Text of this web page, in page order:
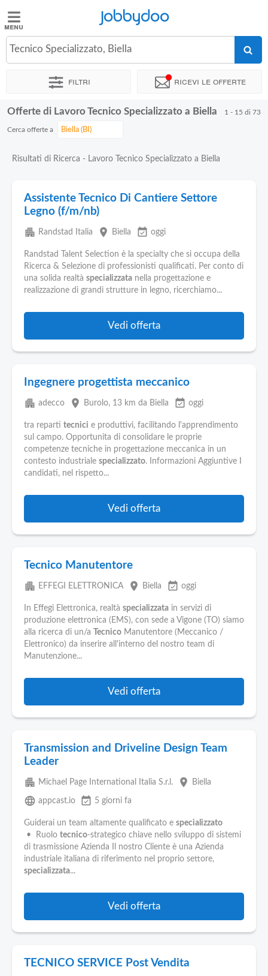
Jobbydoo
Offerte
Stipendi
Elenco
Blog
Pubblica
Offerte
Jobbydoo
Tecnico Specializzato, Biella
Filtri Ricevi le offerte
Offerte di Lavoro Tecnico Specializzato a Biella 1 - 15 di 73
Cerca offerte a
Risultati di Ricerca - Lavoro Tecnico Specializzato a Biella
Assistente Tecnico Di Cantiere Settore
Legno (f/m/nb)
apartment Randstad Italia place Biella event_available oggi
Randstad Talent Selection è la specialty che si occupa della
Ricerca & Selezione di professionisti qualificati. Per conto di
una solida realtà specializzata nella progettazione e
realizzazione di grandi strutture in legno, ricerchiamo...
Vedi offerta
Ingegnere progettista meccanico
apartment adecco place Burolo, 13 km da Biella event_available oggi
tra reparti tecnici e produttivi, facilitando l'apprendimento
sul campo. Opportunita di consolidare le proprie
competenze tecniche in progettazione meccanica in un
contesto industriale specializzato. Informazioni Aggiuntive I
candidati, nel rispetto...
Vedi offerta
Tecnico Manutentore
apartment EFFEGI ELETTRONICA place Biella event_available oggi
In Effegi Elettronica, realtà specializzata in servizi di
produzione elettronica (EMS), con sede a Vigone (TO) siamo
alla ricerca di un/a
Tecnico Manutentore (Meccanico /
Elettronico) da inserire all'interno del nostro team di
Manutenzione...
Vedi offerta
Transmission and Driveline Design Team
Leader
apartment Michael Page International Italia S.r.l. place Biella
language appcast.io event_available 5 giorni fa
Guiderai un team altamente qualificato e specializzato
• Ruolo tecnico-strategico chiave nello sviluppo di sistemi
di trasmissione Azienda Il nostro Cliente è una Azienda
industriale italiana di riferimento nel proprio settore,
specializzata...
Vedi offerta
TECNICO SERVICE Post Vendita